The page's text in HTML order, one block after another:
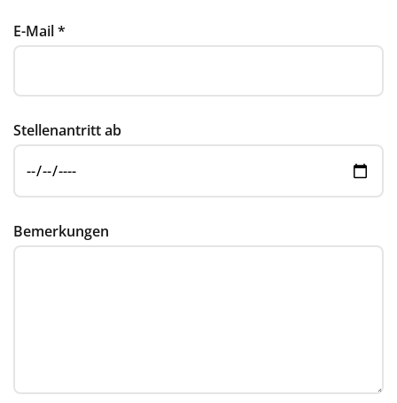
E-Mail*
Stellenantritt ab
Bemerkungen